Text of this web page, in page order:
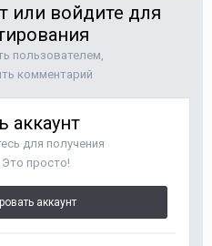
или войдите для
пользователем,
комментарий
аккаунт
для получения
Это просто!
аккаунт